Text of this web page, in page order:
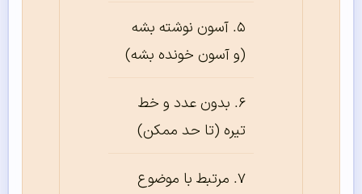
آسون نوشته بشه
(و آسون خونده بشه)
بدون عدد و خط
تیره (تا حد ممکن)
مرتبط با موضوع